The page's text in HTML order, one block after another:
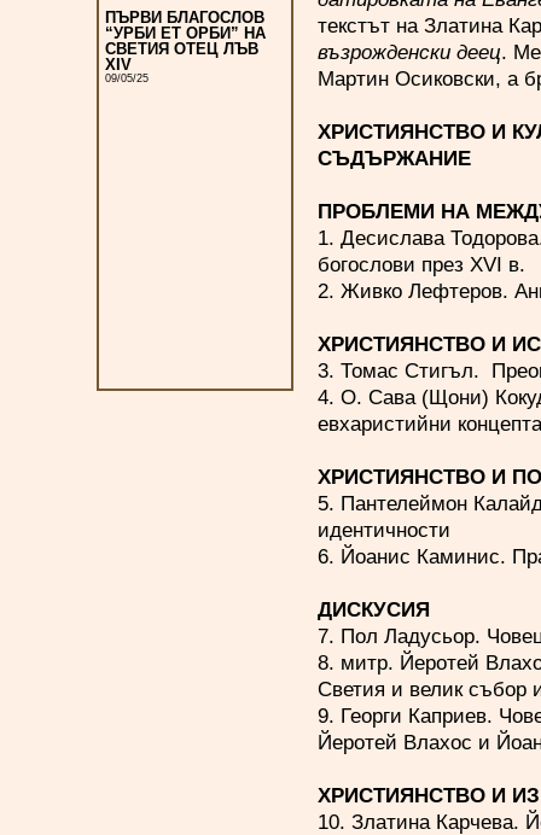
ПЪРВИ БЛАГОСЛОВ
“УРБИ ЕТ ОРБИ” НА
СВЕТИЯ ОТЕЦ ЛЪВ
XIV
09/05/25
текстът на Златина
възрожденски деец.
Мартин Осиковски, а
ХРИСТИЯНСТВО И
СЪДЪРЖАНИЕ
ПРОБЛЕМИ НА
1. Десислава
богослови през XVI в.
2. Живко Лефтеров.
ХРИСТИЯНСТВО И
3. Томас Стигъл.
4. О. Сава (Щони)
евхаристийни концепта
ХРИСТИЯНСТВО И
5. Пантелеймон
идентичности
6. Йоанис Каминис.
ДИСКУСИЯ
7. Пол Ладусьор.
8. митр. Йеротей
Светия и велик събор
9. Георги Каприев.
Йеротей Влахос и
ХРИСТИЯНСТВО И
10. Златина Карчева.